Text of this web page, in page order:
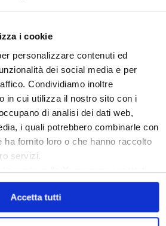
i cookie
personalizzare contenuti ed
dei social media e per
Condividiamo inoltre
in cui utilizza il nostro sito con i
di analisi dei dati web,
i quali potrebbero combinarle con
ha fornito loro o che hanno raccolto
servizi.
sullaXverranno accettati
Accetta tutti
Case Green
Cedolare Secca
Compravendite Immobiliari
Confcommercio
Detrazioni Edilizie
Emissioni
Firenze
Green Deal
Green Party
Irregolarità Formali
Prezzi Case
Proprietari Casa